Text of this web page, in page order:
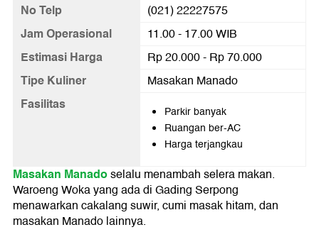
No Telp (021) 22227575
Jam Operasional 11.00 - 17.00 WIB
Estimasi Harga Rp 20.000 - Rp 70.000
Tipe Kuliner Masakan Manado
Fasilitas
Parkir banyak
Ruangan ber-AC
Harga terjangkau
Masakan Manadoselalu menambah selera makan.
Waroeng Woka yang ada di Gading Serpong
menawarkan cakalang suwir, cumi masak hitam, dan
masakan Manado lainnya.